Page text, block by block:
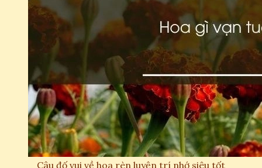
Câu đố vui về hoa rèn luyện trí nhớ siêu tốt